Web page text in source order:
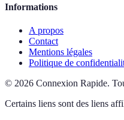
Informations
A propos
Contact
Mentions légales
Politique de
© 2026 Connexion Rapide.
Certains liens sont des liens